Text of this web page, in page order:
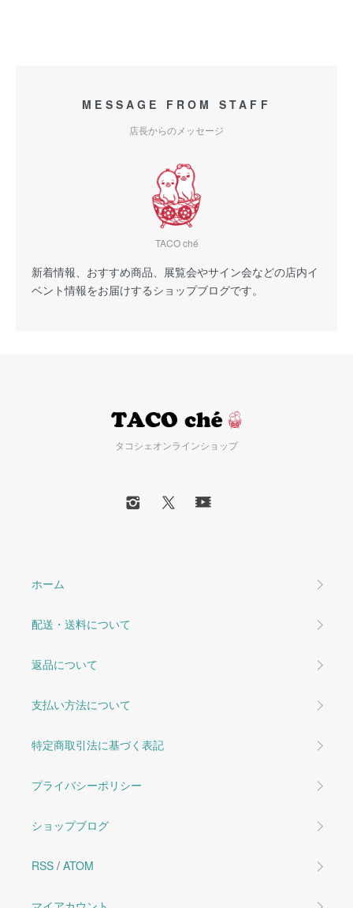
MESSAGE FROM STAFF
店長からのメッセージ
TACO ché
新着情報、おすすめ商品、展覧会やサイン会などの店内イ
ベント情報をお届けするショップブログです。
タコシェオンラインショップ
ホーム
配送・送料について
返品について
支払い方法について
特定商取引法に基づく表記
プライバシーポリシー
ショップブログ
RSS / ATOM